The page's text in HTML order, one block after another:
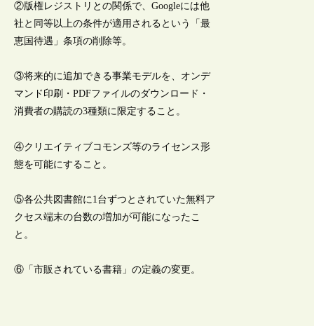
②版権レジストリとの関係で、Googleには他
社と同等以上の条件が適用されるという「最
恵国待遇」条項の削除等。
③将来的に追加できる事業モデルを、オンデ
マンド印刷・PDFファイルのダウンロード・
消費者の購読の3種類に限定すること。
④クリエイティブコモンズ等のライセンス形
態を可能にすること。
⑤各公共図書館に1台ずつとされていた無料ア
クセス端末の台数の増加が可能になったこ
と。
⑥「市販されている書籍」の定義の変更。